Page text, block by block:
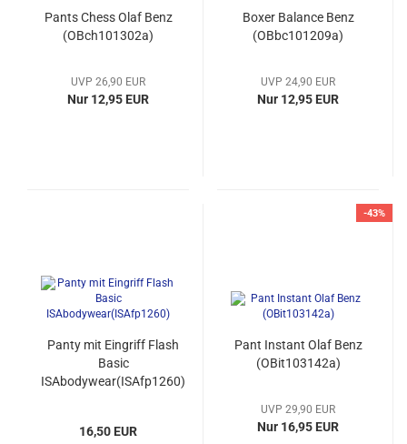
Pants Chess Olaf Benz
(OBch101302a)
UVP 26,90 EUR
Nur 12,95 EUR
Boxer Balance Benz
(OBbc101209a)
UVP 24,90 EUR
Nur 12,95 EUR
Panty mit Eingriff Flash
Basic
ISAbodywear(ISAfp1260)
16,50 EUR
-43%
Pant Instant Olaf Benz
(OBit103142a)
UVP 29,90 EUR
Nur 16,95 EUR